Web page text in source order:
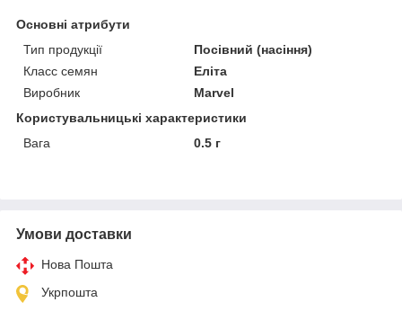
Основні атрибути
Тип продукції
Посівний (насіння)
Класс семян
Еліта
Виробник
Marvel
Користувальницькі характеристики
Вага
0.5 г
Умови доставки
Нова Пошта
Укрпошта